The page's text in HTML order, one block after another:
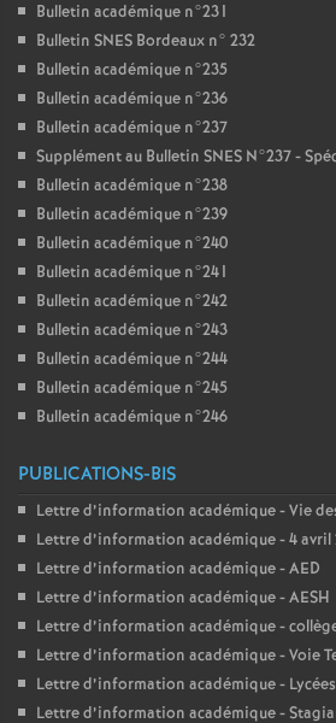
Bulletin académique n°231
Bulletin SNES Bordeaux n° 232
Bulletin académique n°235
Bulletin académique n°236
Bulletin académique n°237
Supplément au Bulletin SNES N°237 -
Bulletin académique n°238
Bulletin académique n°239
Bulletin académique n°240
Bulletin académique n°241
Bulletin académique n°242
Bulletin académique n°243
Bulletin académique n°244
Bulletin académique n°245
Bulletin académique n°246
PUBLICATIONS-BIS
Lettre d’information académique - Vie
Lettre d’information académique - 4 avril
Lettre d’information académique - AED
Lettre d’information académique - AESH
Lettre d’information académique -
Lettre d’information académique - Voie
Lettre d’information académique -
Lettre d’information académique -